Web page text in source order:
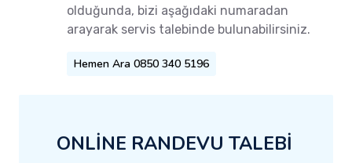
olduğunda, bizi aşağıdaki numaradan
arayarak servis talebinde bulunabilirsiniz.
Hemen Ara 0850 340 5196
ONLİNE RANDEVU TALEBİ